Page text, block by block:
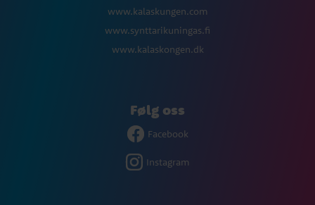
www.kalaskungen.com
www.synttarikuningas.fi
www.kalaskongen.dk
Følg oss
Facebook
Instagram